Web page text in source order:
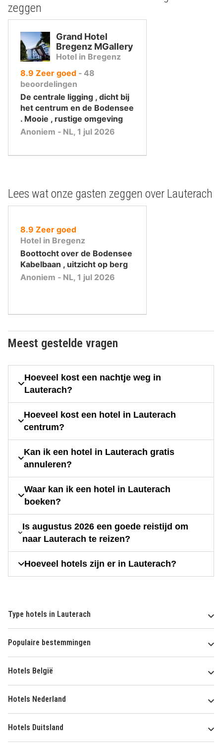
zeggen
Grand Hotel
Bregenz MGallery
Hotel in Bregenz
8.9 uit
10
,
Zeer goed ‐ 48
beoordelingen
De centrale ligging , dicht bij
het centrum en de Bodensee
. Mooie , rustige omgeving
Anoniem ‐ NL, 1 jul 2026
Lees wat onze gasten zeggen over Lauterach
8.9 uit
10
,
Zeer goed
Hotel in Bregenz
Boottocht over de Bodensee
Kabelbaan , uitzicht op berg
Anoniem ‐ NL, 1 jul 2026
Meest gestelde vragen
Hoeveel kost een nachtje weg in
Lauterach?
Hoeveel kost een hotel in Lauterach
centrum?
Kan ik een hotel in Lauterach gratis
annuleren?
Waar kan ik een hotel in Lauterach
boeken?
Is augustus 2026 een goede reistijd om
naar Lauterach te reizen?
Hoeveel hotels zijn er in Lauterach?
Type hotels in Lauterach
Populaire bestemmingen
Hotels België
Hotels Nederland
Hotels Duitsland